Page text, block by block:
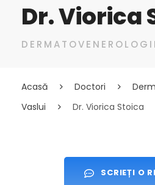
Dr. Viorica
Acasă Doctori
Vaslui
Dr. Viorica Stoica
SCRIEȚI O